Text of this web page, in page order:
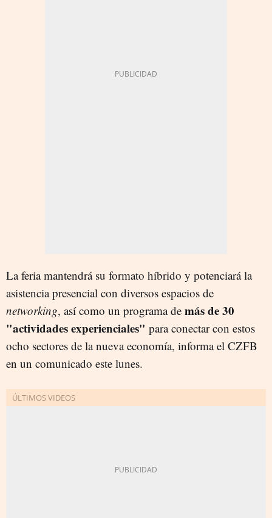
La feria mantendrá su formato híbrido y potenciará la
asistencia presencial con diversos espacios de
networking, así como un programa de más de 30
"actividades experienciales" para conectar con estos
ocho sectores de la nueva economía, informa el CZFB
en un comunicado este lunes.